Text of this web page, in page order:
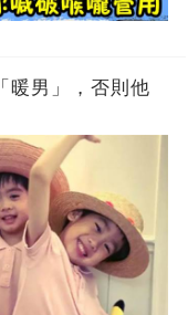
暖男」，否則他